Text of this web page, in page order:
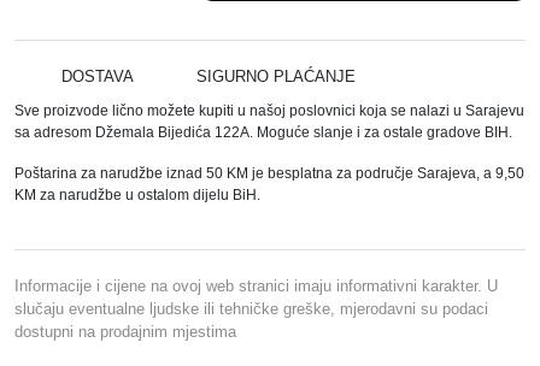
O
A
M
Š
M
P
O
N
DOSTAVA SIGURNO PLAĆANJE
Sve proizvode lično možete kupiti u našoj poslovnici koja se nalazi u Sarajevu
sa adresom Džemala Bijedića 122A. Moguće slanje i za ostale gradove BIH.
Poštarina za narudžbe iznad 50 KM je besplatna za područje Sarajeva, a 9,50
KM za narudžbe u ostalom dijelu BiH.
Informacije i cijene na ovoj web stranici imaju informativni karakter. U
slučaju eventualne ljudske ili tehničke greške, mjerodavni su podaci
dostupni na prodajnim mjestima